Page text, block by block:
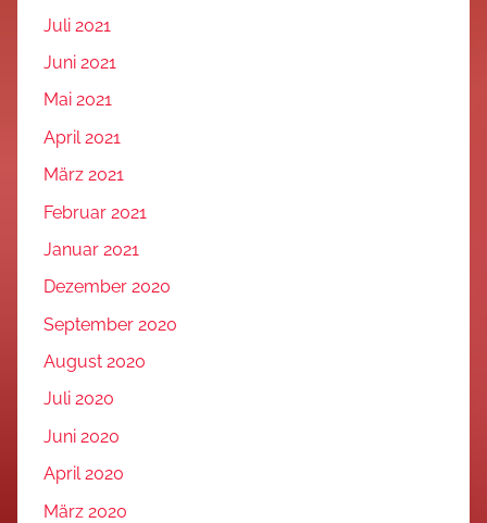
Juli 2021
Juni 2021
Mai 2021
April 2021
März 2021
Februar 2021
Januar 2021
Dezember 2020
September 2020
August 2020
Juli 2020
Juni 2020
April 2020
März 2020